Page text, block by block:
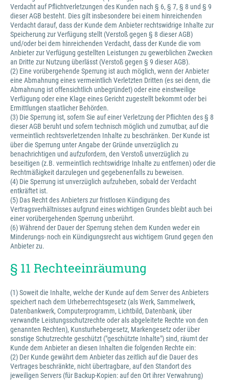
Verdacht auf Pflichtverletzungen des Kunden nach § 6, § 7, § 8 und § 9
dieser AGB besteht. Dies gilt insbesondere bei einem hinreichenden
Verdacht darauf, dass der Kunde dem Anbieter rechtswidrige Inhalte zur
Speicherung zur Verfügung stellt (Verstoß gegen § 8 dieser AGB)
und/oder bei dem hinreichenden Verdacht, dass der Kunde die vom
Anbieter zur Verfügung gestellten Leistungen zu gewerblichen Zwecken
an Dritte zur Nutzung überlässt (Verstoß gegen § 9 dieser AGB).
(2) Eine vorübergehende Sperrung ist auch möglich, wenn der Anbieter
eine Abmahnung eines vermeintlich Verletzten Dritten (es sei denn, die
Abmahnung ist offensichtlich unbegründet) oder eine einstweilige
Verfügung oder eine Klage eines Gericht zugestellt bekommt oder bei
Ermittlungen staatlicher Behörden.
(3) Die Sperrung ist, sofern Sie auf einer Verletzung der Pflichten des § 8
dieser AGB beruht und sofern technisch möglich und zumutbar, auf die
vermeintlich rechtsverletzenden Inhalte zu beschränken. Der Kunde ist
über die Sperrung unter Angabe der Gründe unverzüglich zu
benachrichtigen und aufzufordern, den Verstoß unverzüglich zu
beseitigen (z.B. vermeintlich rechtswidrige Inhalte zu entfernen) oder die
Rechtmäßigkeit darzulegen und gegebenenfalls zu beweisen.
(4) Die Sperrung ist unverzüglich aufzuheben, sobald der Verdacht
entkräftet ist.
(5) Das Recht des Anbieters zur fristlosen Kündigung des
Vertragsverhältnisses aufgrund eines wichtigen Grundes bleibt auch bei
einer vorübergehenden Sperrung unberührt.
(6) Während der Dauer der Sperrung stehen dem Kunden weder ein
Minderungs- noch ein Kündigungsrecht aus wichtigem Grund gegen den
Anbieter zu.
§ 11 Rechteeinräumung
(1) Soweit die Inhalte, welche der Kunde auf dem Server des Anbieters
speichert nach dem Urheberrechtsgesetz (als Werk, Sammelwerk,
Datenbankwerk, Computerprogramm, Lichtbild, Datenbank, über
verwandte Leistungsschutzrechte oder als abgeleitete Rechte von den
genannten Rechten), Kunsturhebergesetz, Markengesetz oder über
sonstige Schutzrechte geschützt ("geschützte Inhalte") sind, räumt der
Kunde dem Anbieter an diesen Inhalten die folgenden Rechte ein:
(2) Der Kunde gewährt dem Anbieter das zeitlich auf die Dauer des
Vertrages beschränkte, nicht übertragbare, auf den Standort des
jeweiligen Servers (für Backup-Kopien: auf den Ort ihrer Verwahrung)